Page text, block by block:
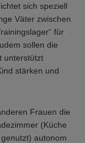
sich speziell
Väter zwischen
für
sollen die
unterstützt
stärken und
Frauen die
(Küche
autonom